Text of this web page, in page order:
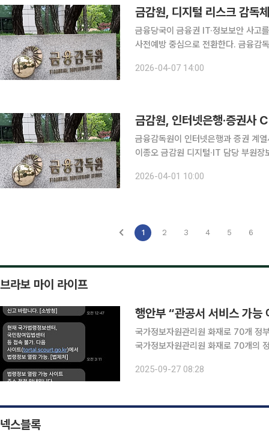
금감원, 디지털 리스크 감독
금융당국이 금융권 IT·정보보안 사고
사전예방 중심으로 전환한다. 금융감독원은 7일 국회와 금융협회, 금융보안원, 국내외 보안업계 관
의했다. 최근 금융권에서 침해사고와
2026-04-07 14:00
금감원, 인터넷은행·증권사
금융감독원이 인터넷은행과 증권 계
이종오 금감원 디지털·IT 담당 부원
산 장애 등 사고가 잇따르는 가운데
2026-04-01 10:00
1 2 3 4 5 6
브라보 마이 라이프
행안부 “관공서 서비스 가능
국가정보자원관리원 화재로 70개 정
국가정보자원관리원 화재로 70개의
전 안내 문자를 통해 “관공서 방문 전
2025-09-27 08:28
넥스블록